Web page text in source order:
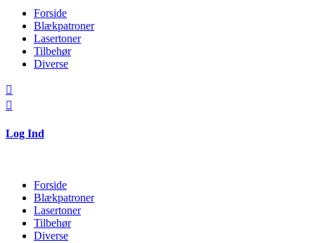
Forside
Blækpatroner
Lasertoner
Tilbehør
Diverse


Log Ind
Forside
Blækpatroner
Lasertoner
Tilbehør
Diverse